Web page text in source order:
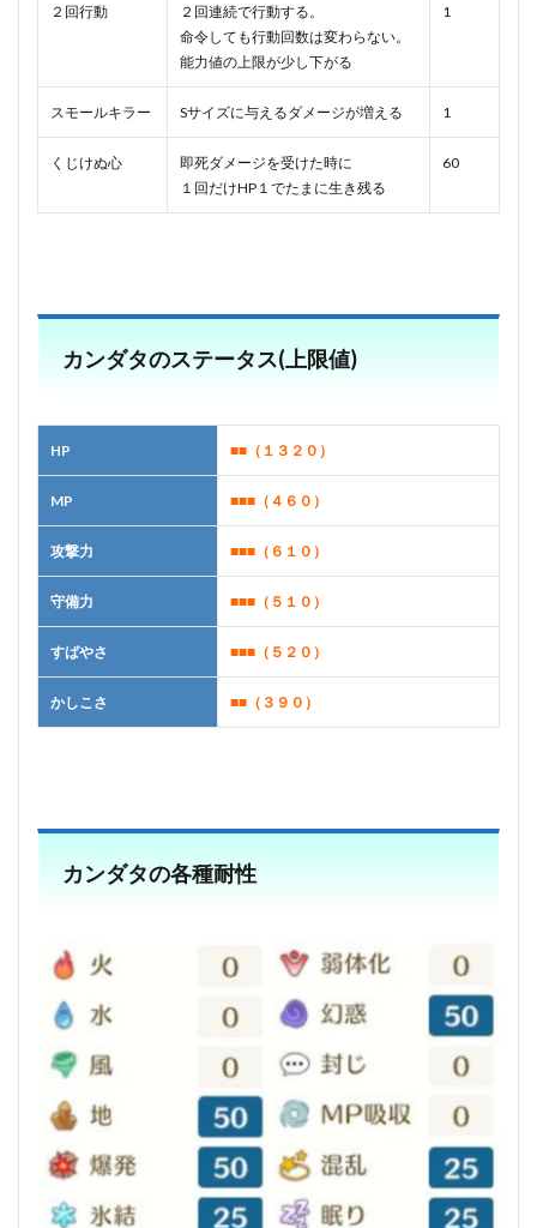
２回行動
２回連続で行動する。
命令しても行動回数は変わらない。
能力値の上限が少し下がる
1
スモールキラー Sサイズに与えるダメージが増える 1
くじけぬ心
即死ダメージを受けた時に
１回だけHP１でたまに生き残る
60
カンダタのステータス(上限値)
HP ■■（１３２ ０）
MP ■■■（４６０）
攻撃力 ■■■（６１０）
守備力 ■■■（５１０）
すばやさ ■■■（５２０）
かしこさ ■■（３９０）
カンダタの各種耐性